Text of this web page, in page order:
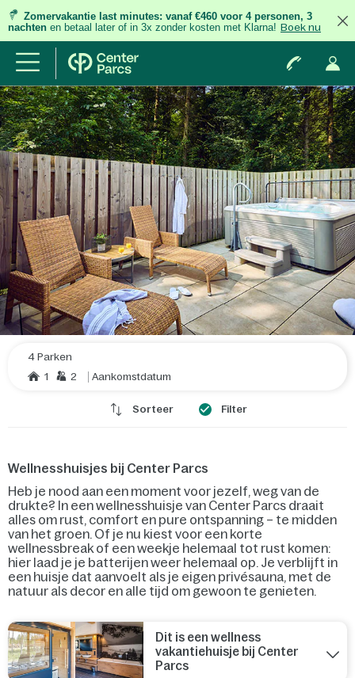
Zomervakantie last minutes: vanaf €460 voor 4 personen, 3
nachten en betaal later of in 3x zonder kosten met Klarna! Boek nu
4 Parken
1
2 Aankomstdatum
Sorteer Filter
Wellnesshuisjes bij Center Parcs
Heb je nood aan een moment voor jezelf, weg van de
drukte? In een wellnesshuisje van Center Parcs draait
alles om rust, comfort en pure ontspanning – te midden
van het groen. Of je nu kiest voor een korte
wellnessbreak of een weekje helemaal tot rust komen:
hier laad je je batterijen weer helemaal op. Je verblijft in
een huisje dat aanvoelt als je eigen privésauna, met de
natuur als decor en alle tijd om gewoon te genieten.
Dit is een wellness
vakantiehuisje bij Center
Parcs